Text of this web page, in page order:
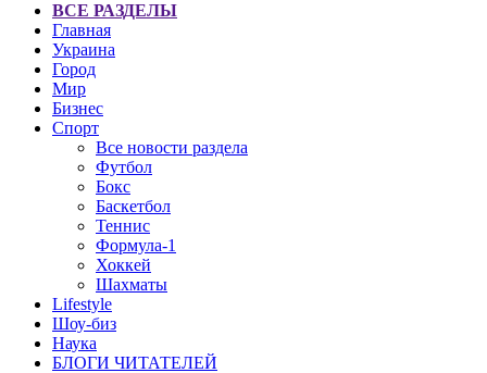
ВСЕ РАЗДЕЛЫ
Главная
Украина
Город
Мир
Бизнес
Спорт
Все новости раздела
Футбол
Бокс
Баскетбол
Теннис
Формула-1
Хоккей
Шахматы
Lifestyle
Шоу-биз
Наука
БЛОГИ ЧИТАТЕЛЕЙ